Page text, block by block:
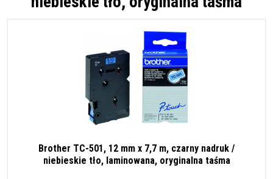
Brother TC-501, 12 mm x 7,7 m, czarny nadruk /
niebieskie tło, laminowana, oryginalna taśma